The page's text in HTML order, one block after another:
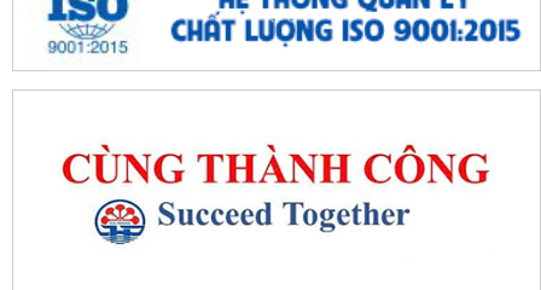
Khơi dậy tiềm năng, phát huy sức mạnh kinh tế tư nhân tại đặc khu Cát
Đặc khu Cát Hải quyết tâm thực hiện thắng lợi Nghị quyết số 11-
Đặc khu Cát Hải đẩy mạnh triển khai Nghị quyết số 57-NQ/TW, tạo đột
phá về khoa học, công nghệ và...
UBND đặc khu Cát Hải đánh giá kết quả phát triển kinh tế - xã hội tháng